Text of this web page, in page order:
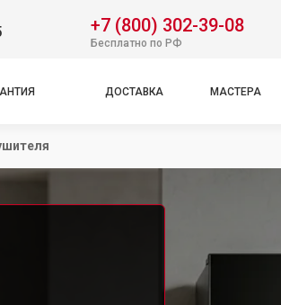
+7 (800) 302-39-08
Бесплатно по РФ
ДОСТАВКА МАСТЕРА